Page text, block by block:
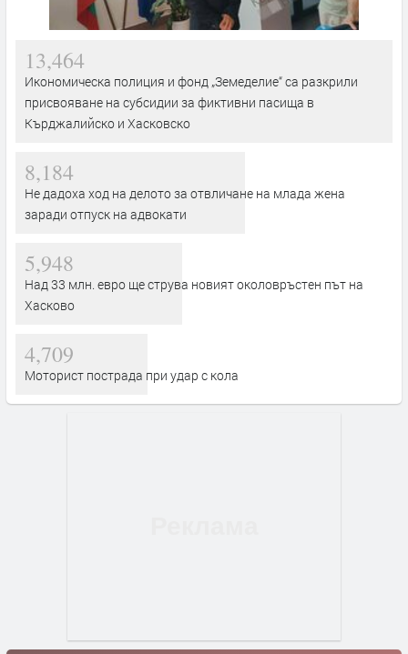
13,464
Икономическа полиция и фонд „Земеделие“ са разкрили
присвояване на субсидии за фиктивни пасища в
Кърджалийско и Хасковско
8,184
Не дадоха ход на делото за отвличане на млада жена
заради отпуск на адвокати
5,948
Над 33 млн. евро ще струва новият околовръстен път на
Хасково
4,709
Моторист пострада при удар с кола